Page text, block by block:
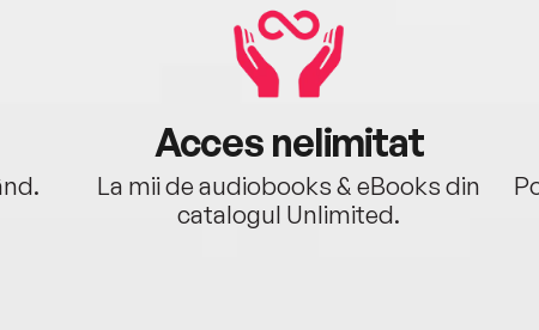
Acces nelimitat
La mii de audiobooks & eBooks din
catalogul Unlimited.